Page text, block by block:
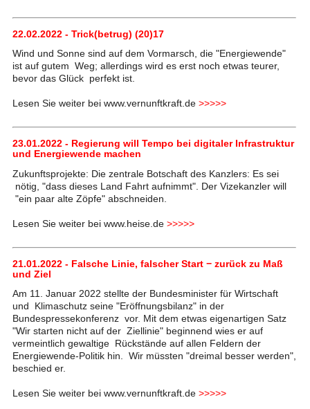
22.02.2022 - Trick(betrug) (20)17
Wind und Sonne sind auf dem Vormarsch, die "Energiewende"
ist auf gutem Weg; allerdings wird es erst noch etwas teurer,
bevor das Glück perfekt ist.
Lesen Sie weiter bei www.vernunftkraft.de >>>>>
23.01.2022 - Regierung will Tempo bei digitaler Infrastruktur
und Energiewende machen
Zukunftsprojekte: Die zentrale Botschaft des Kanzlers: Es sei
nötig, "dass dieses Land Fahrt aufnimmt". Der Vizekanzler will
"ein paar alte Zöpfe" abschneiden.
Lesen Sie weiter bei www.heise.de >>>>>
21.01.2022 - Falsche Linie, falscher Start − zurück zu Maß
und Ziel
Am 11. Januar 2022 stellte der Bundesminister für Wirtschaft
und Klimaschutz seine "Eröffnungsbilanz" in der
Bundespressekonferenz vor. Mit dem etwas eigenartigen Satz
"Wir starten nicht auf der Ziellinie" beginnend wies er auf
vermeintlich gewaltige Rückstände auf allen Feldern der
Energiewende-Politik hin. Wir müssten "dreimal besser werden",
beschied er.
Lesen Sie weiter bei www.vernunftkraft.de >>>>>